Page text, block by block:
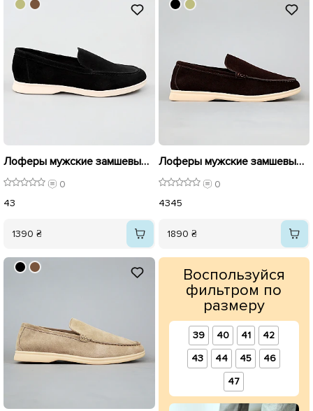
Лоферы мужские замшевые 596173 Черные
0
43
1390 ₴
Лоферы мужские замшевые 594777 Коричневые
0
4345
1890 ₴
Воспользуйся
фильтром по
размеру
39 40 41
42
43
44 45
46
47